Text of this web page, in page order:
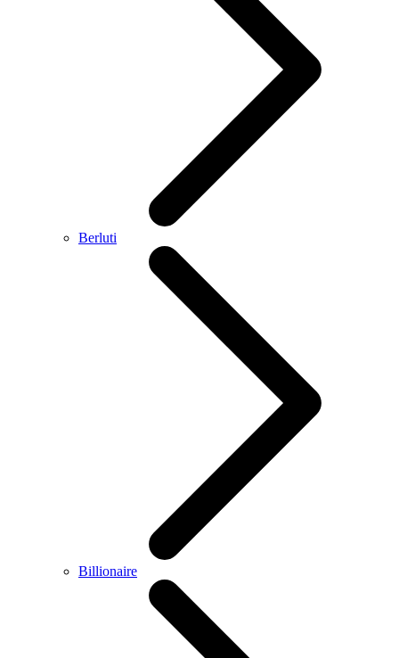
Berluti
Billionaire